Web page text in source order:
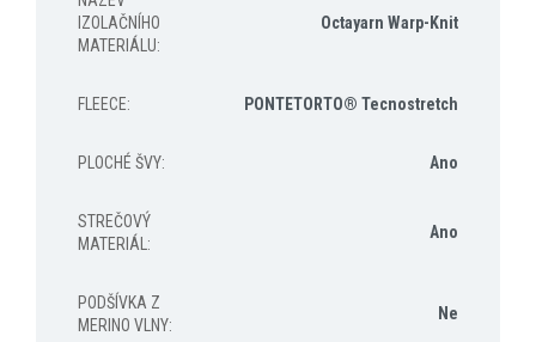
IZOLAČNÍHO
MATERIÁLU:
Octayarn Warp-Knit
FLEECE: PONTETORTO® Tecnostretch
PLOCHÉ ŠVY: Ano
STREČOVÝ
MATERIÁL :
Ano
PODŠÍVKA Z
MERINO VLNY:
Ne